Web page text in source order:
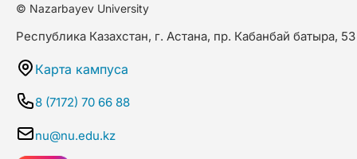
© Nazarbayev University
Республика Казахстан, г. Астана, пр. Кабанбай батыра, 53
Карта кампуса
8 (7172) 70 66 88
nu@nu.edu.kz